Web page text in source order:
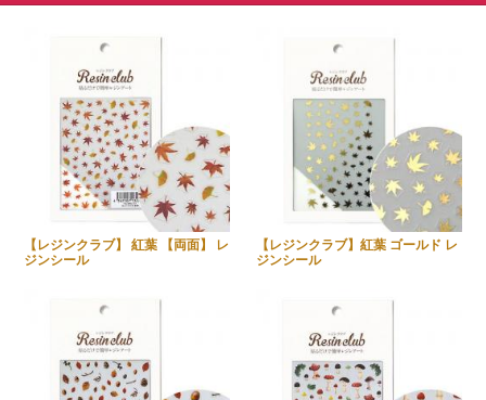
【レジンクラブ】 紅葉 【両面】 レ
ジンシール
【レジンクラブ】紅葉 ゴールド レ
ジンシール